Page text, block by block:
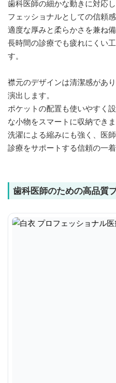
歯科医師の細かな動きに対応
フェッショナルとしての信頼感
適度な厚みと柔らかさを兼ね
長時間の診療でも疲れにくい
す。
襟元のデザインは清潔感があ
演出します。
ポケットの配置も使いやすく
な小物をスマートに収納できま
洗濯による縮みにも強く、医
診療をサポートする信頼の一着
歯科医師のための高品質